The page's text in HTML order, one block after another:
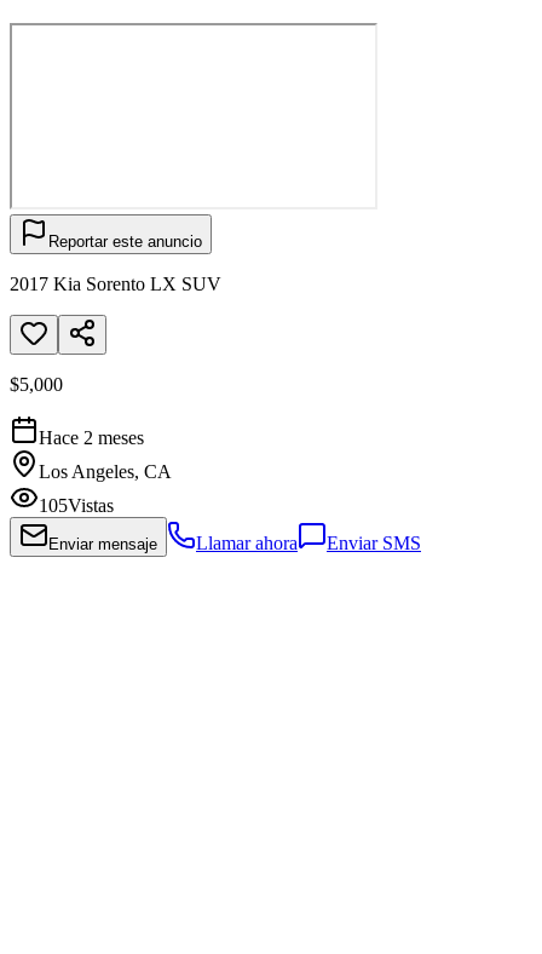
Reportar este anuncio
2017 Kia Sorento LX SUV
$5,000
Hace 2 meses
Los Angeles, CA
105Vistas
Enviar mensaje Llamar ahora Enviar SMS